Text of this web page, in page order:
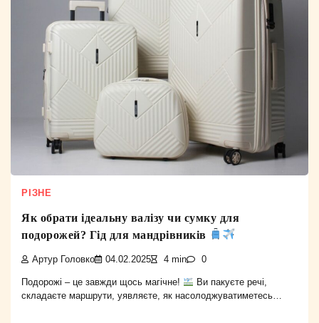
РІЗНЕ
Як обрати ідеальну валізу чи сумку для
подорожей? Гід для мандрівників
Артур Головко 04.02.2025 4 min 0
Подорожі – це завжди щось магічне!
Ви пакуєте речі,
складаєте маршрути, уявляєте, як насолоджуватиметесь…